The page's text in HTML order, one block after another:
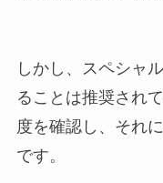
しかし、スペシャ
ることは推奨され
度を確認し、それ
です。